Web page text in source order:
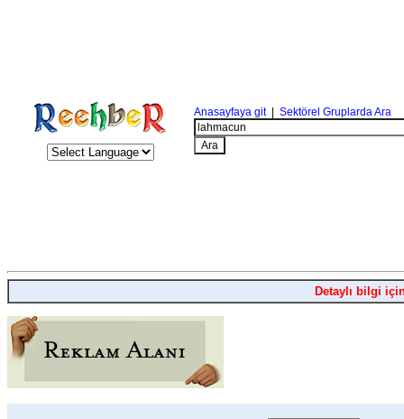
Anasayfaya git| Sektörel Gruplarda Ara
Detaylı bilgi